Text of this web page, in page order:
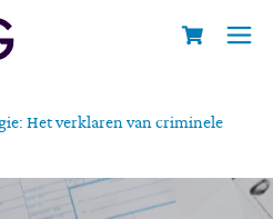
Het verklaren van criminele